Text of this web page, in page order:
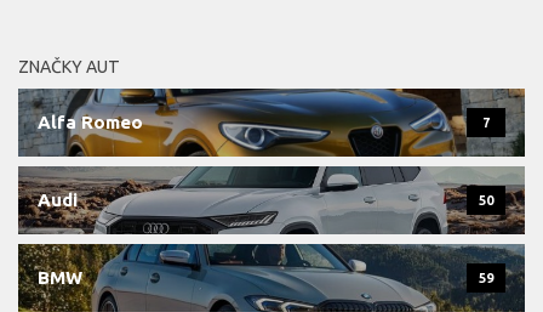
ZNAČKY AUT
Alfa Romeo 7
Audi 50
BMW 59